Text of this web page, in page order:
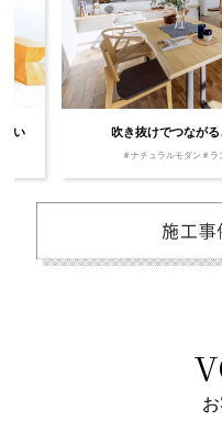
自然素材に囲ま
＃ナチュラルモダン ＃ラ